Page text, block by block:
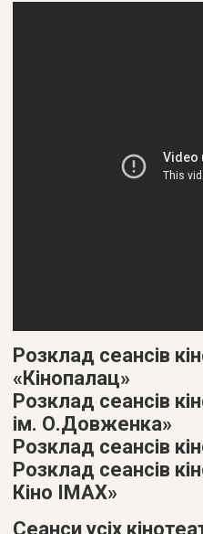
Розклад сеансів
«Кінопалац»
Розклад сеансів
ім. О.Довженка»
Розклад сеансів
Розклад сеансів
Кіно IMAX»
Сеанси усіх